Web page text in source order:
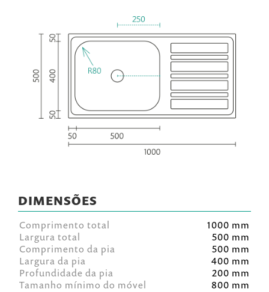
DIMENSÕES
Comprimento total
1000 mm
Largura total
500 mm
Comprimento da pia
500 mm
Largura da pia
400 mm
Profundidade da pia
200 mm
Tamanho mínimo do móvel
800 mm